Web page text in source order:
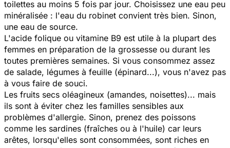
toilettes au moins 5 fois par jour. Choisissez une eau peu
minéralisée : l'eau du robinet convient très bien. Sinon,
une eau de source.
L'acide folique ou vitamine B9 est utile à la plupart des
femmes en préparation de la grossesse ou durant les
toutes premières semaines. Si vous consommez assez
de salade, légumes à feuille (épinard...), vous n'avez pas
à vous faire de souci.
Les fruits secs oléagineux (amandes, noisettes)... mais
ils sont à éviter chez les familles sensibles aux
problèmes d'allergie. Sinon, prenez des poissons
comme les sardines (fraîches ou à l'huile) car leurs
arêtes, lorsqu'elles sont consommées, sont riches en